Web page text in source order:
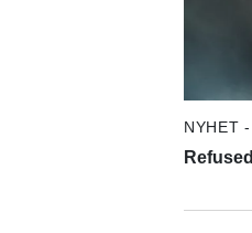
NYHET